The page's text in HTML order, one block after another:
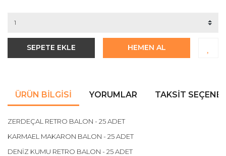
SEPETE EKLE HEMEN AL
ÜRÜN BILGISI YORUMLAR TAKSIT
ZERDEÇAL RETRO BALON - 25 ADET
KARMAEL MAKARON BALON - 25 ADET
DENİZ KUMU RETRO BALON - 25 ADET